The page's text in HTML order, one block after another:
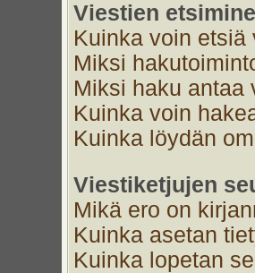
Viestien
Kuinka voin etsiä
Miksi
Miksi haku antaa
Kuinka voin
Kuinka löydän
Viestiketjujen
Mikä ero on
Kuinka asetan
Kuinka lopetan